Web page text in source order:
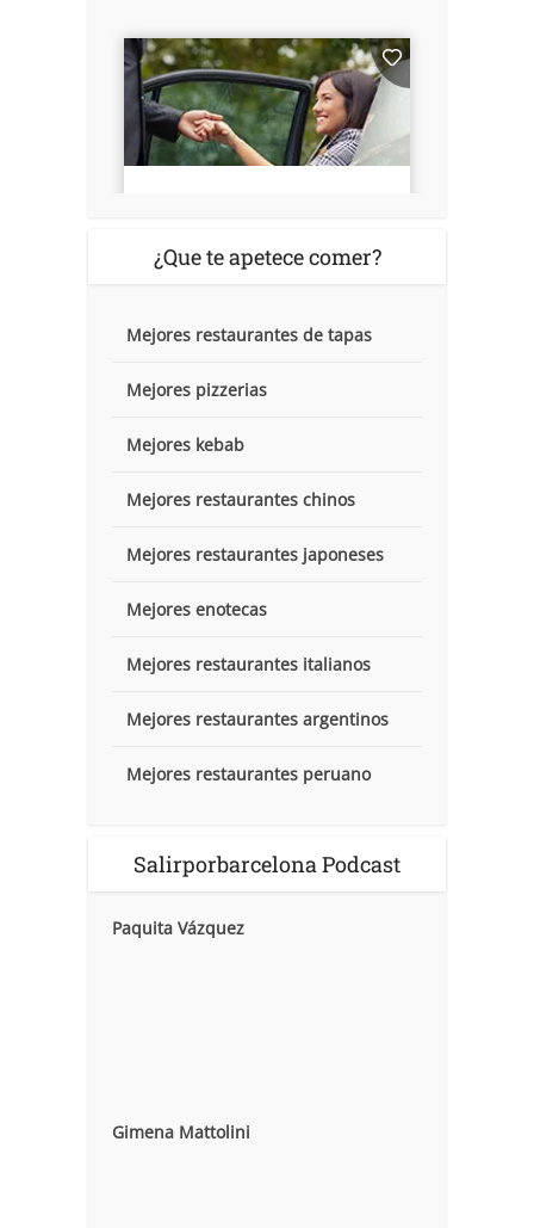
¿Que te apetece comer?
Mejores restaurantes de tapas
Mejores pizzerias
Mejores kebab
Mejores restaurantes chinos
Mejores restaurantes japoneses
Mejores enotecas
Mejores restaurantes italianos
Mejores restaurantes argentinos
Mejores restaurantes peruano
Salirporbarcelona Podcast
Paquita Vázquez
Gimena Mattolini